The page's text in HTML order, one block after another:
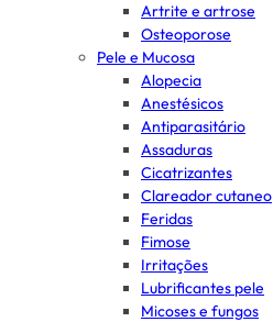
Artrite e artrose
Osteoporose
Pele e Mucosa
Alopecia
Anestésicos
Antiparasitário
Assaduras
Cicatrizantes
Clareador cutaneo
Feridas
Fimose
Irritações
Lubrificantes pele
Micoses e fungos